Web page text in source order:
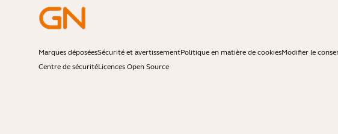
Marques déposéesSécurité et avertissementPolitique en matière de cookiesModifier le
Centre de sécuritéLicences Open Source